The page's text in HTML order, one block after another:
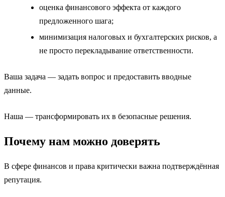
оценка финансового эффекта от каждого
предложенного шага;
минимизация налоговых и бухгалтерских рисков, а
не просто перекладывание ответственности.
Ваша задача — задать вопрос и предоставить вводные
данные.
Наша — трансформировать их в безопасные решения.
Почему нам можно доверять
В сфере финансов и права критически важна подтверждённая
репутация.